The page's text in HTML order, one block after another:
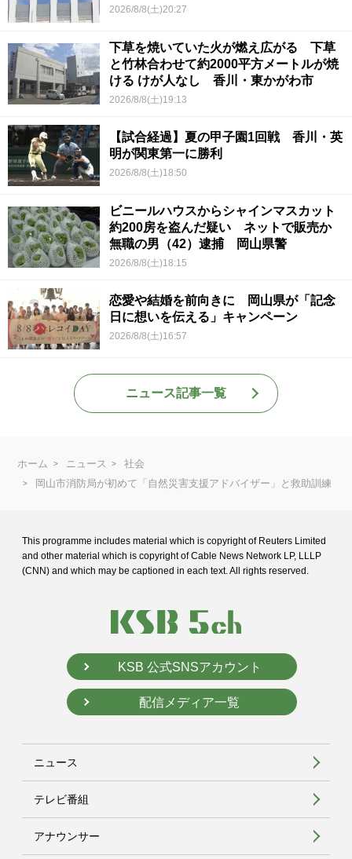
2026/8/8(土)20:27
下草を焼いていた火が燃え広がる 下草
と竹林合わせて約2000平方メートルが焼
ける けが人なし 香川・東かがわ市
2026/8/8(土)19:13
【試合経過】夏の甲子園1回戦 香川・英
明が関東第一に勝利
2026/8/8(土)18:50
ビニールハウスからシャインマスカット
約200房を盗んだ疑い ネットで販売か
無職の男（42）逮捕 岡山県警
2026/8/8(土)18:15
恋愛や結婚を前向きに 岡山県が「記念
日に想いを伝える」キャンペーン
2026/8/8(土)16:57
ニュース記事一覧
ホーム ニュース
社会
岡山市消防局が初めて「自然災害支援アドバイザー」と救助訓練
This programme includes material which is copyright of Reuters Limited
and other material which is copyright of Cable News Network LP, LLLP
(CNN) and which may be captioned in each text. All rights reserved.
KSB 公式SNSアカウント
配信メディア一覧
ニュース
テレビ番組
アナウンサー